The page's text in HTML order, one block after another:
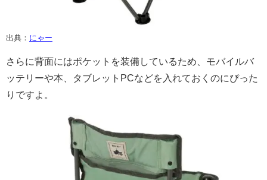
出典： にゃー
さらに背面にはポケットを装備しているため、モバイルバ
ッテリーや本、タブレットPCなどを入れておくのにぴった
りですよ。